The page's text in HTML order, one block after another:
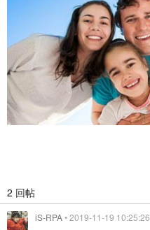
2 回帖
iS-RPA• 2019-11-19 10:25:26